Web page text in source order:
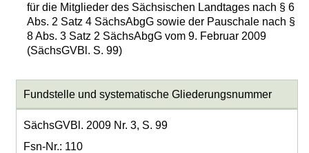
für die Mitglieder des Sächsischen Landtages nach § 6
Abs. 2 Satz 4 SächsAbgG sowie der Pauschale nach §
8 Abs. 3 Satz 2 SächsAbgG vom 9. Februar 2009
(SächsGVBl. S. 99)
Fundstelle und systematische Gliederungsnummer
SächsGVBl. 2009 Nr. 3, S. 99
Fsn-Nr.: 110